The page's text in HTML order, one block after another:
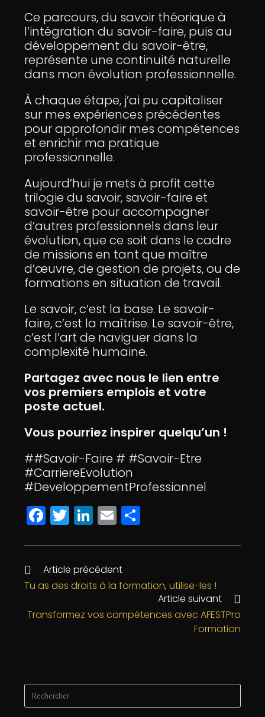
Ce parcours, du savoir théorique à
l’intégration du savoir-faire, puis au
développement du savoir-être,
représente une continuité naturelle
dans mon évolution professionnelle.
À chaque étape, j’ai pu capitaliser
sur mes expériences précédentes
pour approfondir mes compétences
et enrichir ma pratique
professionnelle.
Aujourd’hui je mets à profit cette
trilogie du savoir, savoir-faire et
savoir-être pour accompagner
d’autres professionnels dans leur
évolution, que ce soit dans le cadre
de missions en tant que maître
d’œuvre, de gestion de projets, ou de
formations en situation de travail.
Le savoir, c’est la base. Le savoir-
faire, c’est la maîtrise. Le savoir-être,
c’est l’art de naviguer dans la
complexité humaine.
Partagez avec nous le lien entre
vos premiers emplois et votre
poste actuel.
Vous pourriez inspirer quelqu’un !
##Savoir-Faire # #Savoir-Etre
#CarriereEvolution
#DeveloppementProfessionnel
F
a
c
e
b
o
T
w
itt
e
r
Li
n
k
e
dI
n
E
m
ai
l
rt
g
e
Article précédent
Tu as des droits à la formation, utilise-les !
Article suivant
Transformez vos compétences avec AFESTPro
Formation